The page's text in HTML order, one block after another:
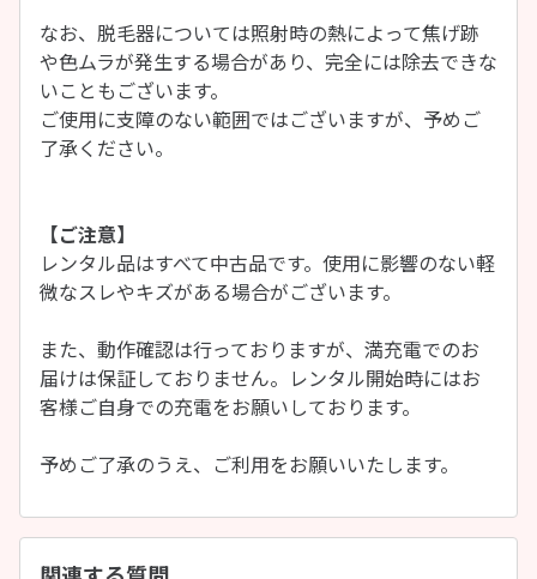
なお、脱毛器については照射時の熱によって焦げ跡
や色ムラが発生する場合があり、完全には除去できな
いこともございます。
ご使用に支障のない範囲ではございますが、予めご
了承ください。
【ご注意】
レンタル品はすべて中古品です。使用に影響のない軽
微なスレやキズがある場合がございます。
また、動作確認は行っておりますが、満充電でのお
届けは保証しておりません。レンタル開始時にはお
客様ご自身での充電をお願いしております。
予めご了承のうえ、ご利用をお願いいたします。